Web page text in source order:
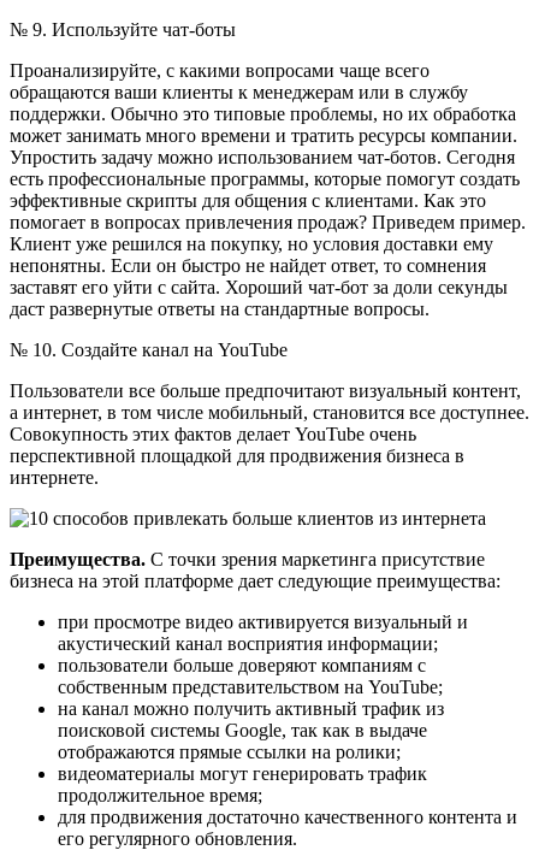
№ 9. Используйте чат-боты
Проанализируйте, с какими вопросами чаще всего
обращаются ваши клиенты к менеджерам или в службу
поддержки. Обычно это типовые проблемы, но их обработка
может занимать много времени и тратить ресурсы компании.
Упростить задачу можно использованием чат-ботов. Сегодня
есть профессиональные программы, которые помогут создать
эффективные скрипты для общения с клиентами. Как это
помогает в вопросах привлечения продаж? Приведем пример.
Клиент уже решился на покупку, но условия доставки ему
непонятны. Если он быстро не найдет ответ, то сомнения
заставят его уйти с сайта. Хороший чат-бот за доли секунды
даст развернутые ответы на стандартные вопросы.
№ 10. Создайте канал на YouTube
Пользователи все больше предпочитают визуальный контент,
а интернет, в том числе мобильный, становится все доступнее.
Совокупность этих фактов делает YouTube очень
перспективной площадкой для продвижения бизнеса в
интернете.
Преимущества. С точки зрения маркетинга присутствие
бизнеса на этой платформе дает следующие преимущества:
при просмотре видео активируется визуальный и
акустический канал восприятия информации;
пользователи больше доверяют компаниям с
собственным представительством на YouTube;
на канал можно получить активный трафик из
поисковой системы Google, так как в выдаче
отображаются прямые ссылки на ролики;
видеоматериалы могут генерировать трафик
продолжительное время;
для продвижения достаточно качественного контента и
его регулярного обновления.